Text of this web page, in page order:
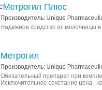
Метрогил Плюс
Производитель: Unique
Надежное средство от молочницы
Метрогил
Производитель: Unique
Обязательный препарат при
Исключительное сочетание цена -